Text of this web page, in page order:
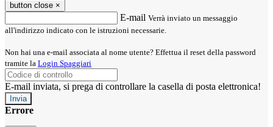
button close ×
E-mail Verrà inviato un messaggio
all'indirizzo indicato con le istruzioni necessarie.
Non hai una e-mail associata al nome utente? Effettua il reset della password
tramite la Login Spaggiari
E-mail inviata, si prega di controllare la casella di posta elettronica!
Errore